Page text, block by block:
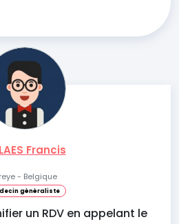
Francis
- Belgique
généraliste
un RDV en appelant le